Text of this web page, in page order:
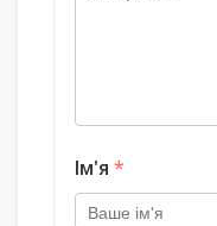
Ім'я *